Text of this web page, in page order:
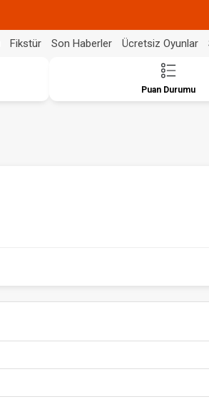
Fikstür Son Haberler Ücretsiz Oyunlar
Puan Durumu